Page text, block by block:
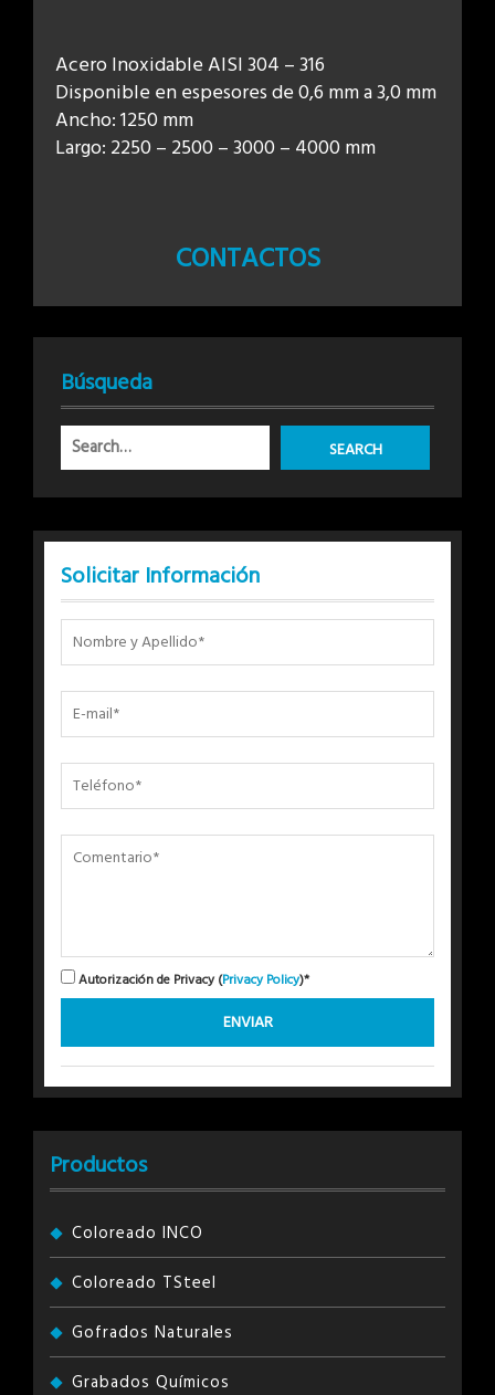
Acero Inoxidable AISI 304 – 316
Disponible en espesores de 0,6 mm a 3,0 mm
Ancho: 1250 mm
Largo: 2250 – 2500 – 3000 – 4000 mm
CONTACTOS
Búsqueda
Solicitar Información
Autorización de Privacy (Privacy Policy)*
Productos
Coloreado INCO
Coloreado TSteel
Gofrados Naturales
Grabados Químicos